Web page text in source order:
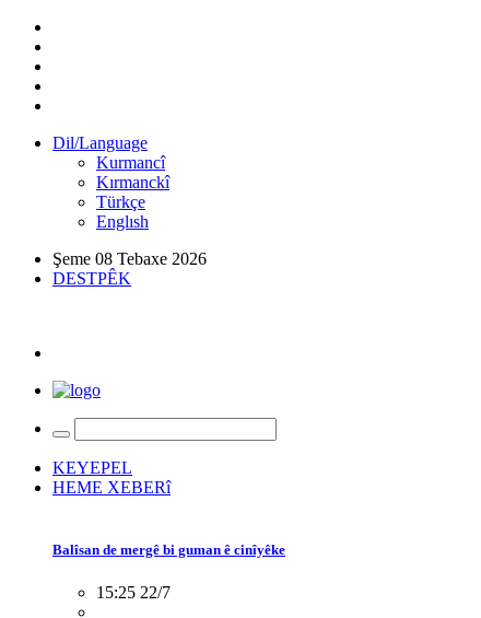
Dil/Language
Kurmancî
Kırmanckî
Türkçe
Englısh
Şeme 08 Tebaxe 2026
DESTPÊK
KEYEPEL
HEME XEBERî
Balîsan de mergê bi guman ê cinîyêke
15:25 22/7